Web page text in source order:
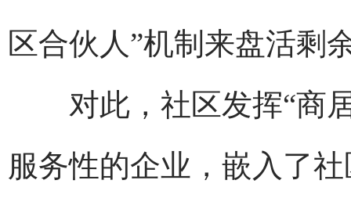
区合伙人”机制来盘活剩
对此，社区发挥“商居
服务性的企业，嵌入了